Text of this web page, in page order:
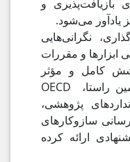
بازیافت‌پذیری و
یادآور می‌شود.
نگرانی‌هایی
ابزارها و مقررات
کامل و مؤثر
نانومواد مناسب نباشند. در همین راستا، OECD
پژوهشی،
سازوکارهای
ارائه کرده